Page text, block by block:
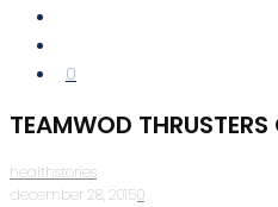
0
TEAMWOD THRUSTERS
healthstories
·december 28, 2015·0